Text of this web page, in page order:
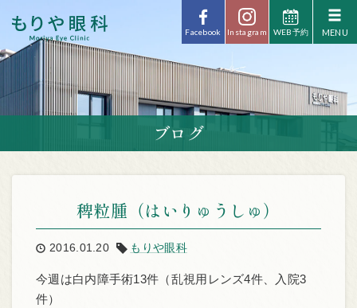
ブログ
稗粒腫（はいりゅうしゅ）
2016.01.20 もりや眼科
今週は白内障手術13件（乱視用レンズ4件、入院3
件）
Facebook Instagram WEB予約